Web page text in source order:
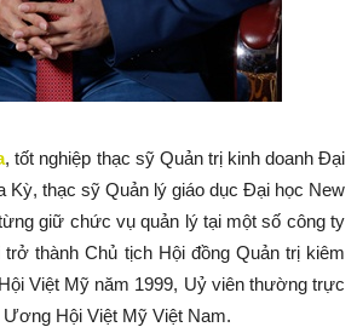
, tốt nghiệp thạc sỹ Quản trị kinh doanh Đại
Kỳ, thạc sỹ Quản lý giáo dục Đại học New
giữ chức vụ quản lý tại một số công ty
thành Chủ tịch Hội đồng Quản trị kiêm
Việt Mỹ năm 1999, Uỷ viên thường trực
Ương Hội Việt Mỹ Việt Nam.